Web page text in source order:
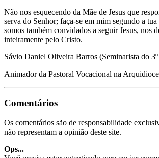
Não nos esquecendo da Mãe de Jesus que
serva do Senhor; faça-se em mim segundo a
somos também convidados a seguir Jesus, nos
inteiramente pelo Cristo.
Sávio Daniel Oliveira Barros (Seminarista do
Animador da Pastoral Vocacional na
Comentários
Os comentários são de responsabilidade
não representam a opinião deste site.
Ops...